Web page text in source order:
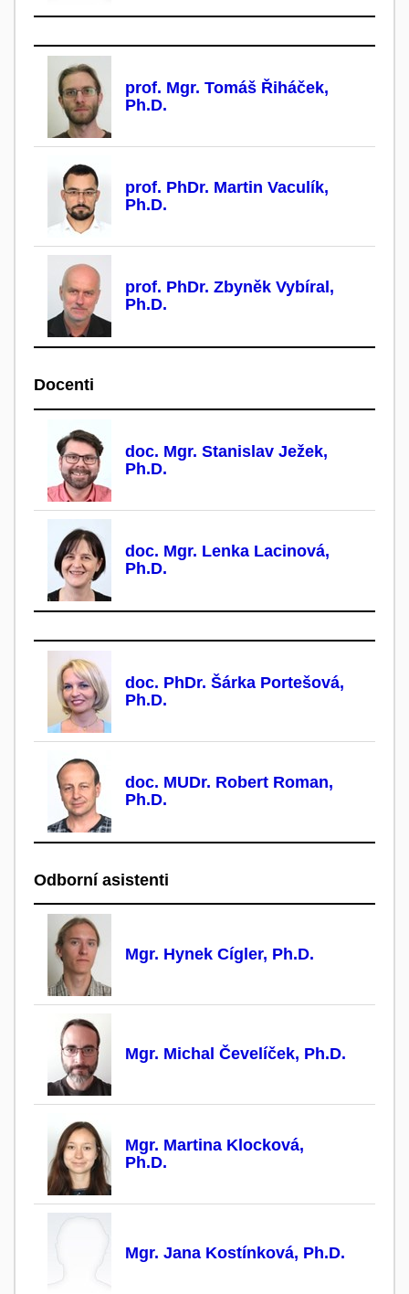
prof. Mgr. Tomáš Řiháček,
Ph.D.
prof. PhDr. Martin Vaculík,
Ph.D.
prof. PhDr. Zbyněk Vybíral,
Ph.D.
Docenti
doc. Mgr. Stanislav Ježek,
Ph.D.
doc. Mgr. Lenka Lacinová,
Ph.D.
doc. PhDr. Šárka Portešová,
Ph.D.
doc. MUDr. Robert Roman,
Ph.D.
Odborní asistenti
Mgr. Hynek Cígler, Ph.D.
Mgr. Michal Čevelíček, Ph.D.
Mgr. Martina Klocková,
Ph.D.
Mgr. Jana Kostínková, Ph.D.